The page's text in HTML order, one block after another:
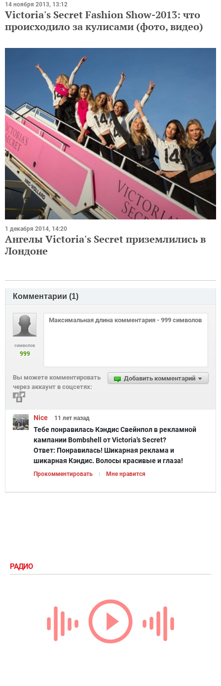
14 ноября 2013, 13:12
Victoria's Secret Fashion Show-2013: что
происходило за кулисами (фото, видео)
1 декабря 2014, 14:20
Ангелы Victoria's Secret приземлились в
Лондоне
Комментарии (1)
символов
999
Добавить комментарий
Вы можете комментировать
через аккаунт в соцсетях:
Nice 11 лет назад
Тебе понравилась Кэндис Свейнпол в рекламной
кампании Bombshell от Victoria's Secret?
Ответ: Понравилась! Шикарная реклама и
шикарная Кэндис. Волосы красивые и глаза!
Прокомментировать Мне нравится
РАДИО